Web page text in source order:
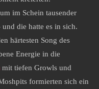
im Schein tausender
die hatte es in sich.
härtesten Song des
Energie in die
mit tiefen Growls und
formierten sich ein